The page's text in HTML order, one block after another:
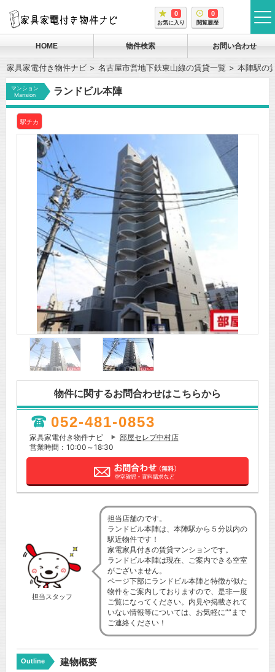
0
お気に入り
0
閲覧履歴
HOME 物件検索 お問い合わせ
家具家電付き物件ナビ 名古屋市営地下鉄東山線の賃貸一覧 本陣駅の
マンション
Mansion
ランドビル本陣
駅チカ
物件に関するお問合わせはこちらから
052-481-0853
家具家電付き物件ナビ
部屋セレブ中村店
営業時間：10:00～18:30
担当スタッフ
担当店舗のです。
ランドビル本陣は、本陣駅から５分以内の
駅近物件です！
家電家具付きの賃貸マンションです。
ランドビル本陣は現在、ご案内できる空室
がございません。
ページ下部にランドビル本陣と特徴が似た
物件をご案内しておりますので、是非一度
ご覧になってください。内見や掲載されて
いない情報等については、お気軽に””まで
ご連絡ください！
Outline 建物概要